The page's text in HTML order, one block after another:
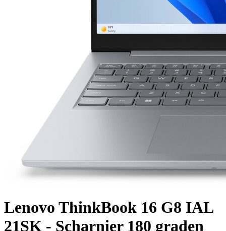
Lenovo ThinkBook 16 G8 IAL
21SK - Scharnier 180 graden